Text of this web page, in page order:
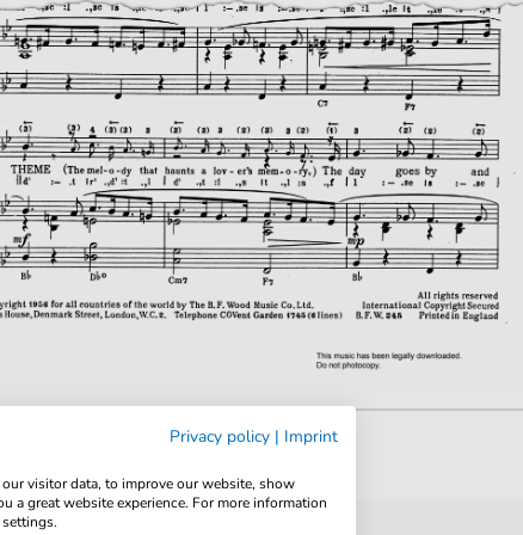
Privacy policy | Imprint
visitor data, to improve our website, show
a great website experience. For more information